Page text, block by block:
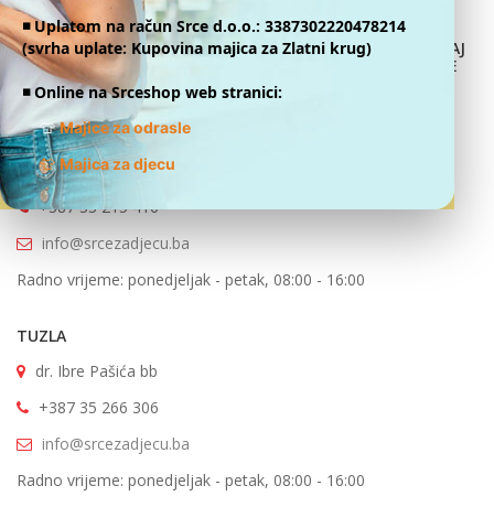
◾️ Uplatom na račun Srce d.o.o.: 3387302220478214
(svrha uplate: Kupovina majica za Zlatni krug)
◾️ Online na Srceshop web stranici:
👕Majice za odrasle
👕Majica za djecu
DONIRAJ
ONLINE
SRCE ZA DJECU OBOLJELU OD RAKA
SARAJEVO
Betanija bb Jezero
+387 33 215 416
info@srcezadjecu.ba
Radno vrijeme: ponedjeljak - petak, 08:00 - 16:00
TUZLA
dr. Ibre Pašića bb
+387 35 266 306
info@srcezadjecu.ba
Radno vrijeme: ponedjeljak - petak, 08:00 - 16:00